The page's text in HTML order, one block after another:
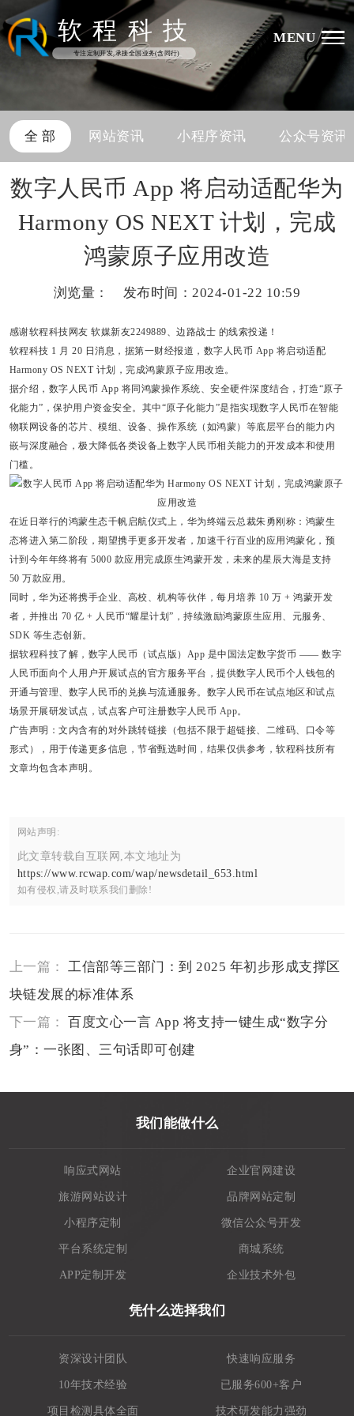
软 程 科 技
专注定制开发,承接全国业务(含同行)
MENU
全 部 网站资讯 小程序资讯 公众号资讯
数字人民币 App 将启动适配华为
Harmony OS NEXT 计划，完成
鸿蒙原子应用改造
浏览量： 发布时间：2024-01-22 10:59
感谢软程科技网友软媒新友2249889 、边路战士 的线索投递！
软程科技 1 月 20 日消息，据第一财经报道，数字人民币 App 将启动适配
Harmony OS NEXT 计划，完成鸿蒙原子应用改造。
据介绍，数字人民币 App 将同鸿蒙操作系统、安全硬件深度结合，打造“原子
化能力”，保护用户资金安全。其中“原子化能力”是指实现数字人民币在智能
物联网设备的芯片、模组、设备、操作系统（如鸿蒙）等底层平台的能力内
嵌与深度融合 ，极大降低各类设备上数字人民币相关能力的开发成本和使用
门槛。
在近日举行的鸿蒙生态千帆启航仪式上，华为终端云总裁朱勇刚称：鸿蒙生
态将进入第二阶段，期望携手更多开发者，加速千行百业的应用鸿蒙化， 预
计到今年年终将有 5000 款应用完成原生鸿蒙开发，未来的星辰大海是支持
50 万款应用。
同时，华为还将携手企业、高校、机构等伙伴，每月培养 10 万 + 鸿蒙开发
者，并推出 70 亿 + 人民币“耀星计划”，持续激励鸿蒙原生应用、元服务、
SDK 等生态创新。
据软程科技了解，数字人民币（试点版）App 是中国法定数字货币 —— 数字
人民币面向个人用户开展试点的官方服务平台，提供数字人民币个人钱包的
开通与管理、数字人民币的兑换与流通服务。数字人民币在试点地区和试点
场景开展研发试点，试点客户可注册数字人民币 App。
广告声明：文内含有的对外跳转链接（包括不限于超链接、二维码、口令等
形式），用于传递更多信息，节省甄选时间，结果仅供参考，软程科技所有
文章均包含本声明。
网站声明:
此文章转载自互联网,本文地址为
https://www.rcwap.com/wap/newsdetail_653.html
如有侵权,请及时联系我们删除!
上一篇：工信部等三部门：到 2025 年初步形成支撑区
块链发展的标准体系
下一篇：
百度文心一言 App 将支持一键生成“数字分
身”：一张图、三句话即可创建
我们能做什么
响应式网站 企业官网建设
旅游网站设计 品牌网站定制
小程序定制 微信公众号开发
平台系统定制 商城系统
APP定制开发 企业技术外包
凭什么选择我们
资深设计团队 快速响应服务
10年技术经验 已服务600+客户
项目检测具体全面 技术研发能力强劲